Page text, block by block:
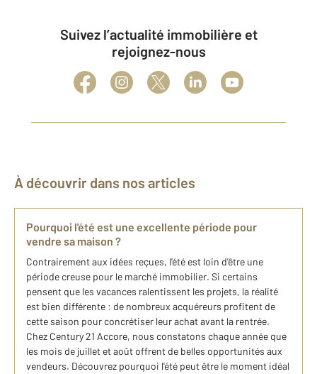
Suivez l’actualité immobilière et
rejoignez-nous
À découvrir dans nos articles
Pourquoi l'été est une excellente période pour
vendre sa maison ?
Contrairement aux idées reçues, l'été est loin d'être une
période creuse pour le marché immobilier. Si certains
pensent que les vacances ralentissent les projets, la réalité
est bien différente : de nombreux acquéreurs profitent de
cette saison pour concrétiser leur achat avant la rentrée.
Chez Century 21 Accore, nous constatons chaque année que
les mois de juillet et août offrent de belles opportunités aux
vendeurs. Découvrez pourquoi l'été peut être le moment idéal